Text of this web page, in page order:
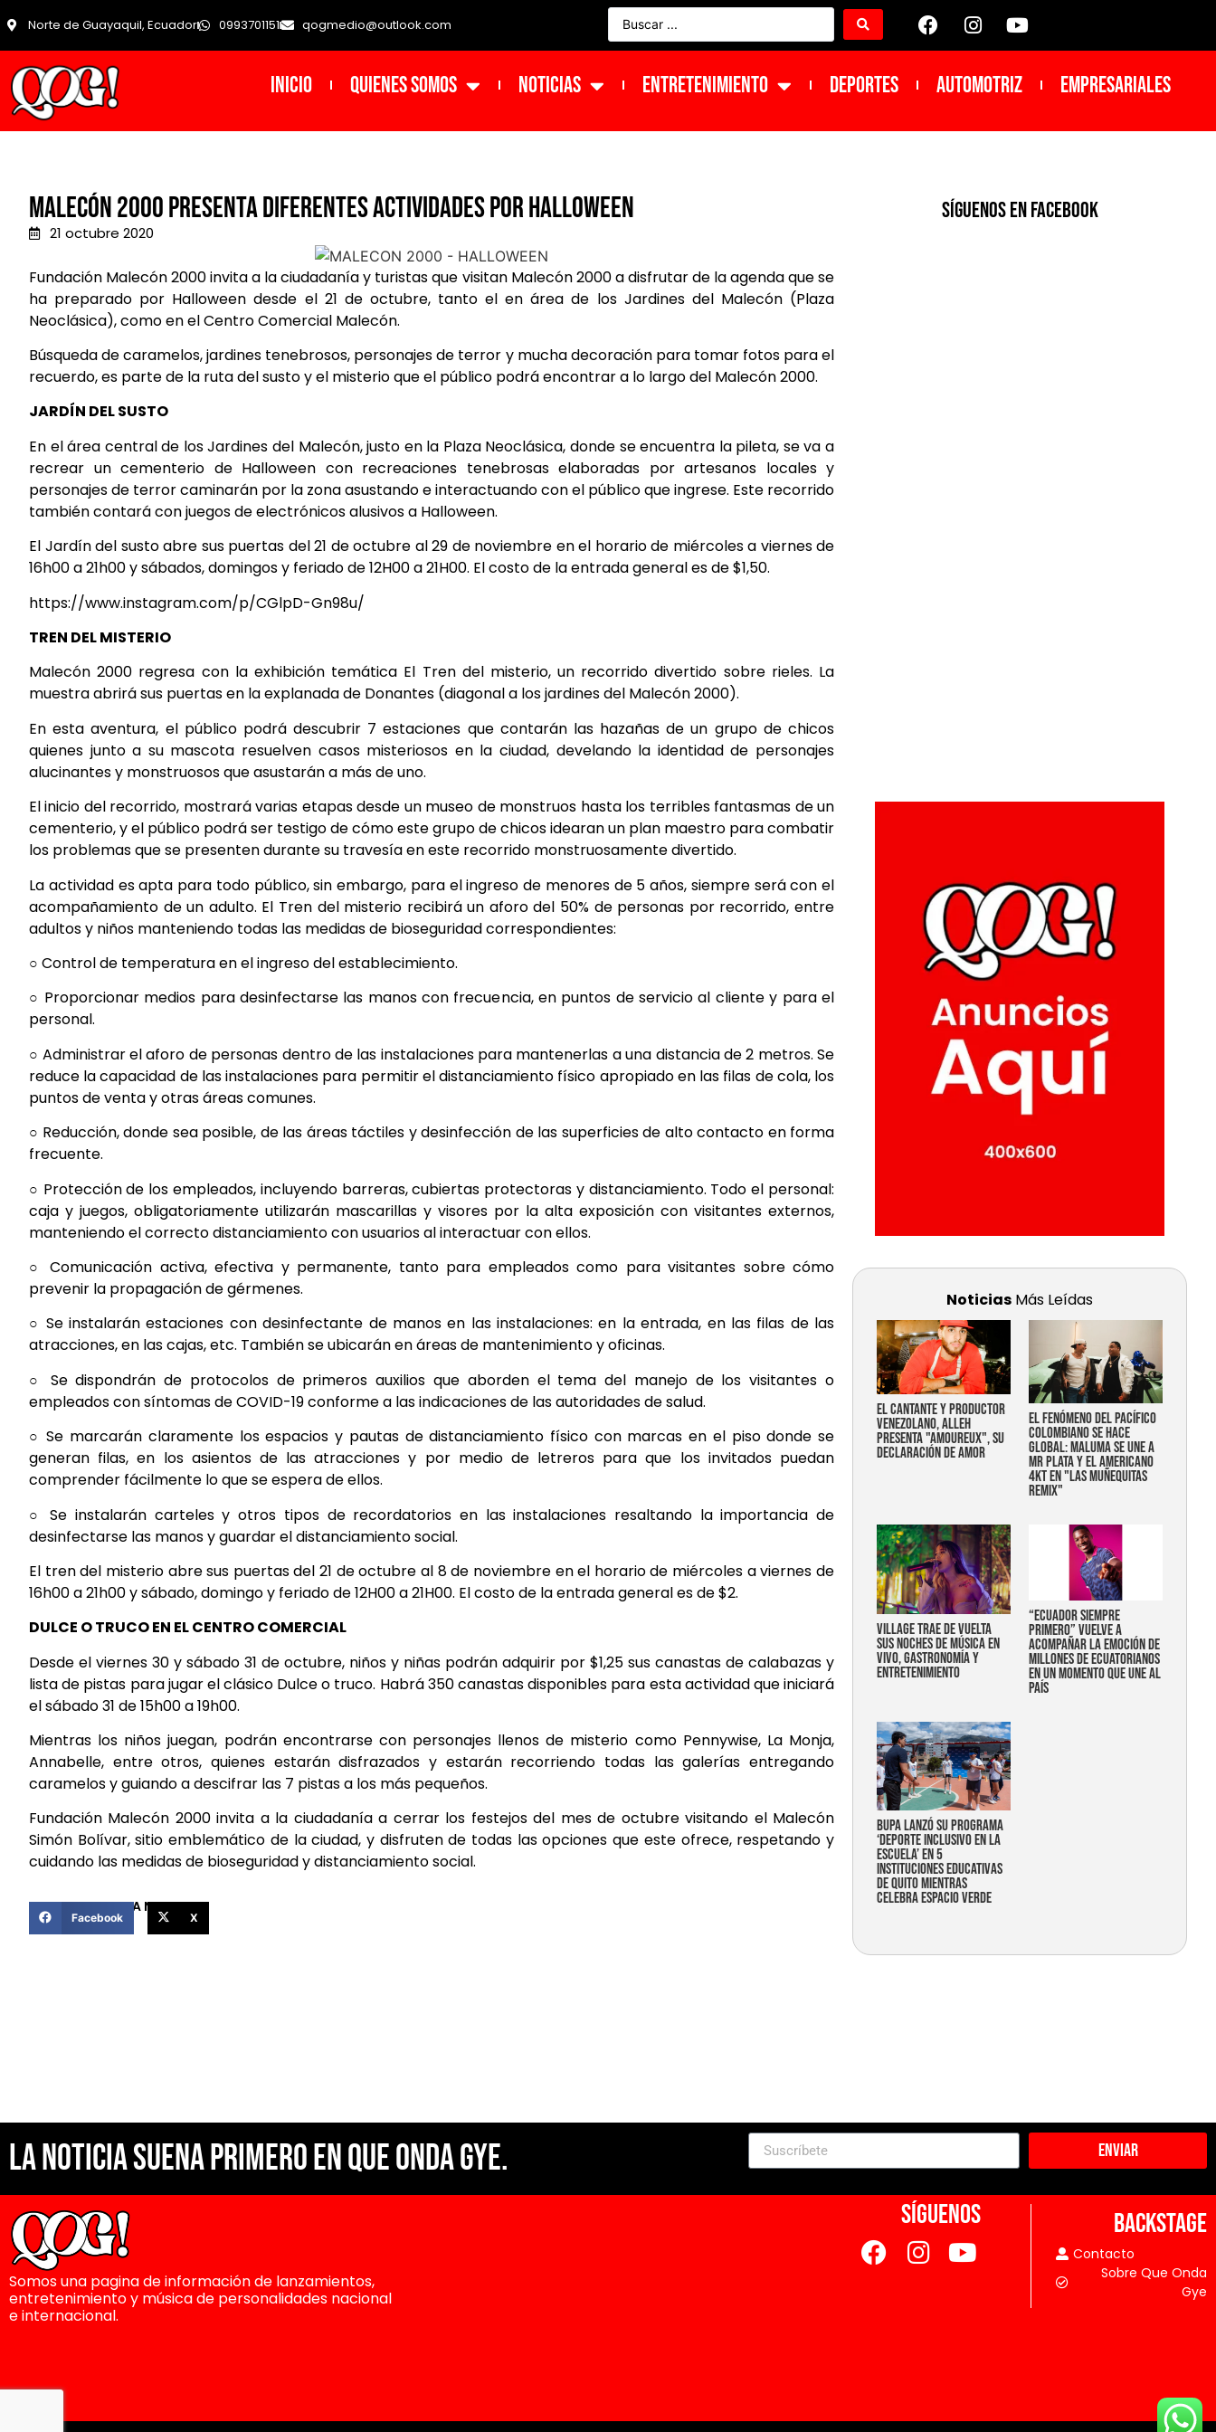
Norte de Guayaquil, Ecuador 0993701151 qogmedio@outlook.com
INICIO Quienes Somos NOTICIAS ENTRETENIMIENTO DEPORTES Automotriz Empresariales
Malecón 2000 presenta diferentes actividades por Halloween
21 octubre 2020
Fundación Malecón 2000 invita a la ciudadanía y turistas que visitan Malecón 2000 a disfrutar de la agenda que se
ha preparado por Halloween desde el 21 de octubre, tanto el en área de los Jardines del Malecón (Plaza
Neoclásica), como en el Centro Comercial Malecón.
Búsqueda de caramelos, jardines tenebrosos, personajes de terror y mucha decoración para tomar fotos para el
recuerdo, es parte de la ruta del susto y el misterio que el público podrá encontrar a lo largo del Malecón 2000.
JARDÍN DEL SUSTO
En el área central de los Jardines del Malecón, justo en la Plaza Neoclásica, donde se encuentra la pileta, se va a
recrear un cementerio de Halloween con recreaciones tenebrosas elaboradas por artesanos locales y
personajes de terror caminarán por la zona asustando e interactuando con el público que ingrese. Este recorrido
también contará con juegos de electrónicos alusivos a Halloween.
El Jardín del susto abre sus puertas del 21 de octubre al 29 de noviembre en el horario de miércoles a viernes de
16h00 a 21h00 y sábados, domingos y feriado de 12H00 a 21H00. El costo de la entrada general es de $1,50.
https://www.instagram.com/p/CGlpD-Gn98u/
TREN DEL MISTERIO
Malecón 2000 regresa con la exhibición temática El Tren del misterio, un recorrido divertido sobre rieles. La
muestra abrirá sus puertas en la explanada de Donantes (diagonal a los jardines del Malecón 2000).
En esta aventura, el público podrá descubrir 7 estaciones que contarán las hazañas de un grupo de chicos
quienes junto a su mascota resuelven casos misteriosos en la ciudad, develando la identidad de personajes
alucinantes y monstruosos que asustarán a más de uno.
El inicio del recorrido, mostrará varias etapas desde un museo de monstruos hasta los terribles fantasmas de un
cementerio, y el público podrá ser testigo de cómo este grupo de chicos idearan un plan maestro para combatir
los problemas que se presenten durante su travesía en este recorrido monstruosamente divertido.
La actividad es apta para todo público, sin embargo, para el ingreso de menores de 5 años, siempre será con el
acompañamiento de un adulto. El Tren del misterio recibirá un aforo del 50% de personas por recorrido, entre
adultos y niños manteniendo todas las medidas de bioseguridad correspondientes:
○ Control de temperatura en el ingreso del establecimiento.
○ Proporcionar medios para desinfectarse las manos con frecuencia, en puntos de servicio al cliente y para el
personal.
○ Administrar el aforo de personas dentro de las instalaciones para mantenerlas a una distancia de 2 metros. Se
reduce la capacidad de las instalaciones para permitir el distanciamiento físico apropiado en las filas de cola, los
puntos de venta y otras áreas comunes.
○ Reducción, donde sea posible, de las áreas táctiles y desinfección de las superficies de alto contacto en forma
frecuente.
○ Protección de los empleados, incluyendo barreras, cubiertas protectoras y distanciamiento. Todo el personal:
caja y juegos, obligatoriamente utilizarán mascarillas y visores por la alta exposición con visitantes externos,
manteniendo el correcto distanciamiento con usuarios al interactuar con ellos.
○ Comunicación activa, efectiva y permanente, tanto para empleados como para visitantes sobre cómo
prevenir la propagación de gérmenes.
○ Se instalarán estaciones con desinfectante de manos en las instalaciones: en la entrada, en las filas de las
atracciones, en las cajas, etc. También se ubicarán en áreas de mantenimiento y oficinas.
○ Se dispondrán de protocolos de primeros auxilios que aborden el tema del manejo de los visitantes o
empleados con síntomas de COVID-19 conforme a las indicaciones de las autoridades de salud.
○ Se marcarán claramente los espacios y pautas de distanciamiento físico con marcas en el piso donde se
generan filas, en los asientos de las atracciones y por medio de letreros para que los invitados puedan
comprender fácilmente lo que se espera de ellos.
○ Se instalarán carteles y otros tipos de recordatorios en las instalaciones resaltando la importancia de
desinfectarse las manos y guardar el distanciamiento social.
El tren del misterio abre sus puertas del 21 de octubre al 8 de noviembre en el horario de miércoles a viernes de
16h00 a 21h00 y sábado, domingo y feriado de 12H00 a 21H00. El costo de la entrada general es de $2.
DULCE O TRUCO EN EL CENTRO COMERCIAL
Desde el viernes 30 y sábado 31 de octubre, niños y niñas podrán adquirir por $1,25 sus canastas de calabazas y
lista de pistas para jugar el clásico Dulce o truco. Habrá 350 canastas disponibles para esta actividad que iniciará
el sábado 31 de 15h00 a 19h00.
Mientras los niños juegan, podrán encontrarse con personajes llenos de misterio como Pennywise, La Monja,
Annabelle, entre otros, quienes estarán disfrazados y estarán recorriendo todas las galerías entregando
caramelos y guiando a descifrar las 7 pistas a los más pequeños.
Fundación Malecón 2000 invita a la ciudadanía a cerrar los festejos del mes de octubre visitando el Malecón
Simón Bolívar, sitio emblemático de la ciudad, y disfruten de todas las opciones que este ofrece, respetando y
cuidando las medidas de bioseguridad y distanciamiento social.
COMPARTIR ESTA NOTICIA
Facebook X
SíGUENOS EN FACEBOOK
Noticias Más Leídas
EL CANTANTE Y PRODUCTOR
VENEZOLANO, ALLEH
PRESENTA "AMOUREUX", SU
DECLARACIÓN DE AMOR
EL FENÓMENO DEL PACÍFICO
COLOMBIANO SE HACE
GLOBAL: MALUMA SE UNE A
MR PLATA Y EL AMERICANO
4KT EN "LAS MUÑEQUITAS
REMIX"
Village trae de vuelta
sus noches de música en
vivo, gastronomía y
entretenimiento
“Ecuador siempre
primero” vuelve a
acompañar la emoción de
millones de ecuatorianos
en un momento que une al
país
Bupa lanzó su programa
‘Deporte Inclusivo en la
Escuela’ en 5
instituciones educativas
de Quito mientras
celebra espacio verde
La noticia suena primero en Que Onda Gye. Enviar
Somos una pagina de información de lanzamientos,
entretenimiento y música de personalidades nacional
e internacional.
SÍGUENOS BACKSTAGE
Contacto
Sobre Que Onda
Gye